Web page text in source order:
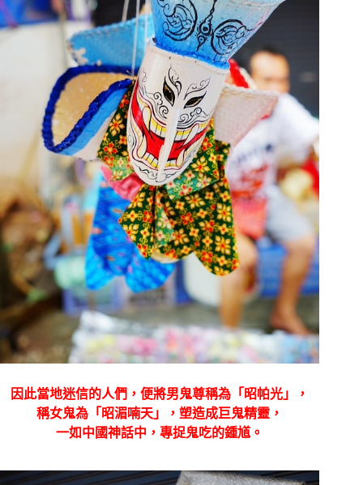
因此當地迷信的人們，便將男鬼尊稱為「昭帕光」，
稱女鬼為「昭湄喃天」，塑造成巨鬼精靈，
一如中國神話中，專捉鬼吃的鍾馗。